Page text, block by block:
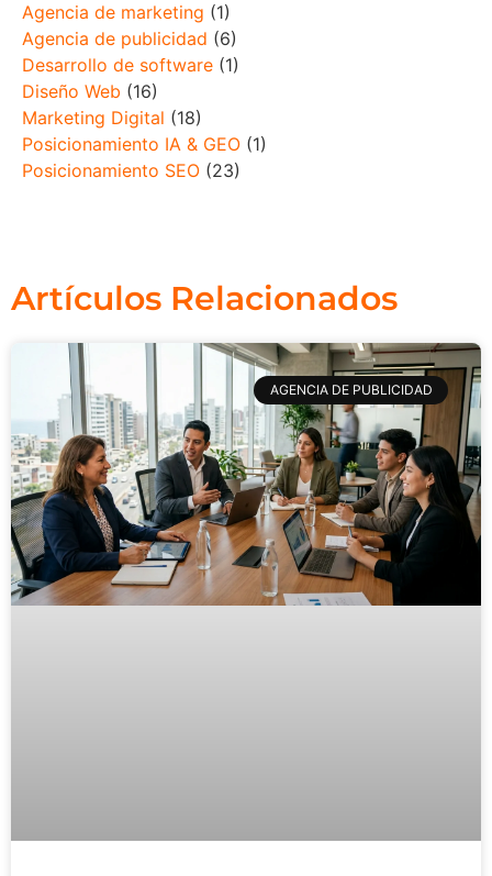
Agencia de marketing (1)
Agencia de publicidad (6)
Desarrollo de software (1)
Diseño Web (16)
Marketing Digital (18)
Posicionamiento IA & GEO (1)
Posicionamiento SEO (23)
Artículos Relacionados
AGENCIA DE PUBLICIDAD